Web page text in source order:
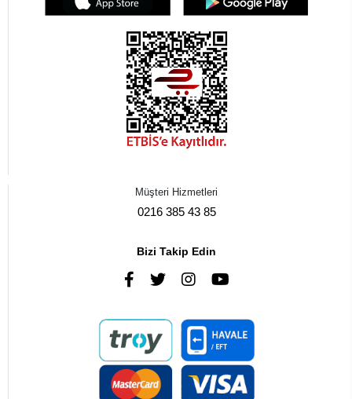
Müşteri Hizmetleri
0216 385 43 85
Bizi Takip Edin